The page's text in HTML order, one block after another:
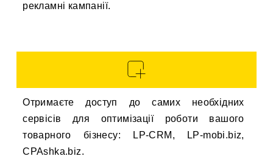
рекламні кампанії.
Отримаєте доступ до самих необхідних
сервісів для оптимізації роботи вашого
товарного бізнесу: LP-CRM, LP-mobi.biz,
CPAshka.biz.